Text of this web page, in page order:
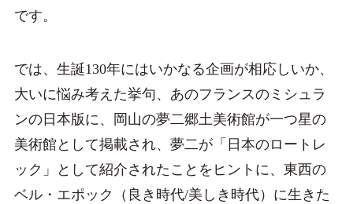
です。
では、生誕130年にはいかなる企画が相応しいか、
大いに悩み考えた挙句、あのフランスのミシュラ
ンの日本版に、岡山の夢二郷土美術館が一つ星の
美術館として掲載され、夢二が「日本のロートレ
ック」として紹介されたことをヒントに、東西の
ベル・エポック（良き時代/美しき時代）に生きた